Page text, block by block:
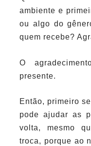
ambiente e
ou algo do
quem recebe?
O
presente.
Então, primeiro
pode ajudar as
volta, mesmo
troca, porque ao